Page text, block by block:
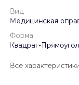
Вид
Медицинская
Форма
Квадрат-
Все